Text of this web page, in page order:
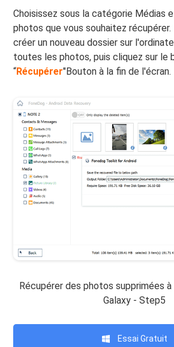
Choisissez sous la catégorie Médias
photos que vous souhaitez récupérer.
créer un nouveau dossier sur
toutes les photos, puis cliquez sur le
“Récupérer"Bouton à la fin de l'écran.
Récupérer des photos supprimées
Galaxy - Step5
Essai Gratuit